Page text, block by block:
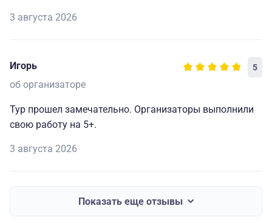
3 августа 2026
Игорь 5
об организаторе
Тур прошел замечательно. Организаторы выполнили
свою работу на 5+.
3 августа 2026
Показать еще отзывы